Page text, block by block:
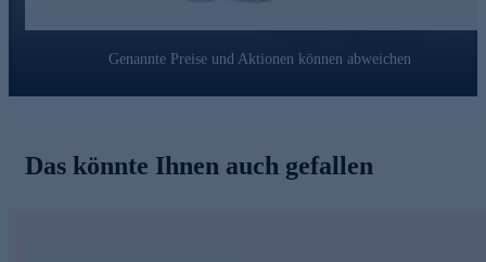
Genannte Preise und Aktionen können abweichen
Das könnte Ihnen auch gefallen